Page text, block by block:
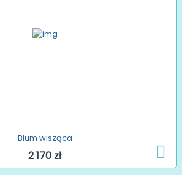
Blum wisząca
2 170 zł